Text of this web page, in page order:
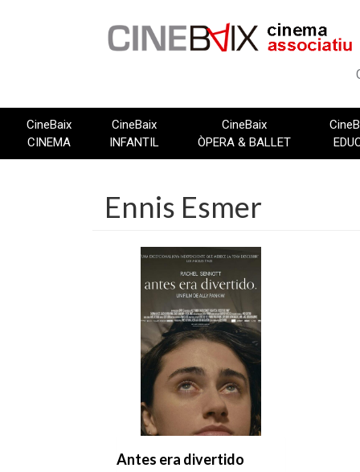
CineBaix
CINEMA
CineBaix
INFANTIL
CineBaix
ÒPERA & BALLET
Ennis Esmer
Antes era divertido